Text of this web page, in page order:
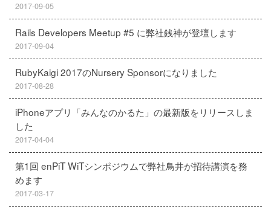
2017-09-05
Rails Developers Meetup #5 に弊社銭神が登壇します
2017-09-04
RubyKaigi 2017のNursery Sponsorになりました
2017-08-28
iPhoneアプリ「みんなのかるた」の最新版をリリースしま
した
2017-04-04
第1回 enPiT WiTシンポジウムで弊社鳥井が招待講演を務
めます
2017-03-17